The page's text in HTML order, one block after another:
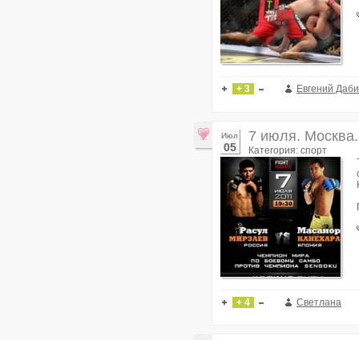
+ 3 Евгений
Июл
05
7 июля.
Категория: спорт
+ 4 Светлана